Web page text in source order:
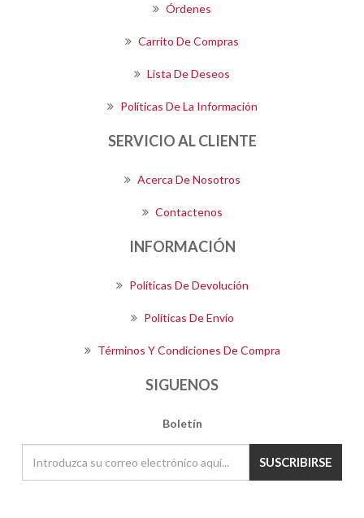
Órdenes
Carrito De Compras
Lista De Deseos
Políticas De La Información
SERVICIO AL CLIENTE
Acerca De Nosotros
Contactenos
INFORMACIÓN
Políticas De Devolución
Políticas De Envío
Términos Y Condiciones De Compra
SIGUENOS
Boletín
SUSCRIBIRSE